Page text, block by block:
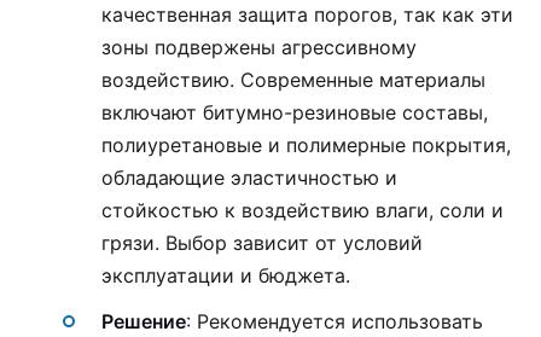
качественная защита порогов, так как эти
зоны подвержены агрессивному
воздействию. Современные материалы
включают битумно-резиновые составы,
полиуретановые и полимерные покрытия,
обладающие эластичностью и
стойкостью к воздействию влаги, соли и
грязи. Выбор зависит от условий
эксплуатации и бюджета.
Решение: Рекомендуется использовать